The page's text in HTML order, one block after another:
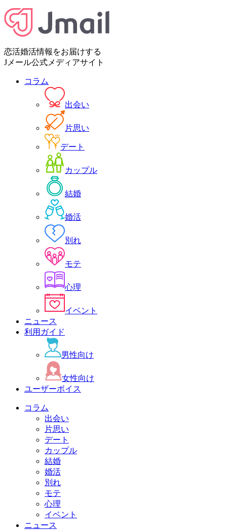
恋活婚活情報をお届けする
Jメール公式メディアサイト
コラム
出会い
片思い
デート
カップル
結婚
婚活
別れ
モテ
心理
イベント
ニュース
利用ガイド
男性向け
女性向け
ユーザーボイス
コラム
出会い
片思い
デート
カップル
結婚
婚活
別れ
モテ
心理
イベント
ニュース